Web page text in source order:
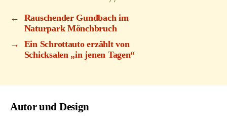
←
Rauschender Gundbach im
Naturpark Mönchbruch
→
Ein Schrottauto erzählt von
Schicksalen „in jenen Tagen“
Autor und Design